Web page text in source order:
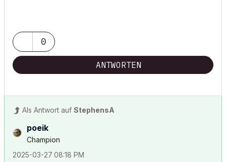
0
ANTWORTEN
Als Antwort auf StephensA
poeik
Champion
‎2025-03-27 08:18 PM